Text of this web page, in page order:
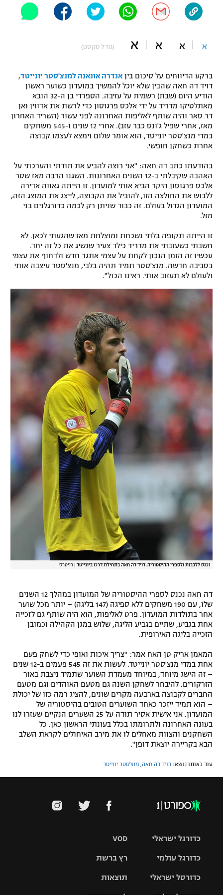
"מחצית בשכונה" – פודקאסט
משתתפים וזוכים בפרסים
תקנון משתתפים וזוכים בפרסים
תקנון עבור פעילות אלקטרה
תקנון עבור פעילות ספורט 1 – "מרלן"
טניס
גיימינג E-Sports
תנאי שימוש
מדיניות פרטיות
תקנון פעילות ספורט 1
רשיון להקרנה פומבית לבית עסק
הצטרפות לחבילת הערוצים
תגיות
אופניים
ספורט מוטורי
פוטבול אמריקאי NFL
בייסבול MLB
ספורט אתגרי ואקסטרים
אומנויות לחימה
גיימינג E-Sports
א א א א (גודל טקסט)
ברקע הדיווחים על סיכום בין אנדרה אונאנה למנצ'סטר יונייטד,
דויד דה חאה שהבין שלא יוכל להמשיך במועדון כשוער ראשון
הודיע היום (שבת) רשמית על עזיבה. הספרדי בן ה-32 הובא
מאתלטיקו מדריד על ידי אלכס פרגוסון כדי לרשת את אדווין ואן
דר סאר והיה שותף לאליפות האחרונה לפני עשור (השריד האחרון
מאז, אחרי שפיל ג'ונס כבר עזב). אחרי 12 שנים ו-545 משחקים
במדי מנצ'סטר יונייטד, הוא אומר שלום וימצא לעצמו קבוצה
אחרת כשחקן חופשי.
בהודעתו כתב דה חאה: "אני רוצה להביע את תודתי והערכתי על
האהבה שקיבלתי ב-12 השנים האחרונות. השגנו הרבה מאז שסר
אלכס פרגוסון היקר הביא אותי למועדון. זו הייתה גאווה אדירה
ללבוש את החולצה הזו, להוביל את הקבוצה, לייצג את המוצג הזה,
המועדון הגדול בעולם. זה כבוד שניתן רק לכמה כדורגלנים בני
מזל.
זו הייתה תקופה בלתי נשכחת ומוצלחת מאז שהגעתי לכאן. לא
חשבתי כשעזבתי את מדריד כילד צעיר שנשיג את כל זה יחד.
עכשיו זה הזמן הנכון לקחת על עצמי אתגר חדש ולדחוף את עצמי
בסביבה חדשה. מנצ'סטר תמיד תהיה בלבי, מנצ'סטר עיצבה אותי
ולעולם לא תעזוב אותי. ראינו הכול".
נכנס ללבבות ולספרי ההיסטוריה. דויד דה חאה בתחילת דרכו ביונייטד רויטרס
דה חאה נכנס לספרי ההיסטוריה של המועדון במהלך 12 השנים
שלו, עם 190 משחקים ללא ספיגה (147 בליגה) – יותר מכל שוער
אחר בתולדות המועדון. פרט לאליפות, הוא היה שותף גם לזכייה
אחת בגביע, שתיים בגביע הליגה, שלוש במגן הקהילה וכמובן
הזכייה בליגה האירופית.
המאמן אריק טן האח אמר: "צריך איכות ואופי כדי לשחק פעם
אחת במדי מנצ'סטר יונייטד. לעשות את זה 545 פעמים ב-12 שנים
– זה הישג מיוחד, במיוחד מעמדת השוער שתמיד ניצבת באור
הזרקורים. להיבחר לשחקן השנה גם מטעם האוהדים וגם מטעם
החברים לקבוצה בארבעה מקרים שונים, להציג רמה כזו של יכולת
– הוא תמיד ייזכר כאחד השוערים הטובים בהיסטוריה של
המועדון. אני אישית אסיר תודה על 25 השערים הנקיים שעזרו לנו
בעונה האחרונה ולתרומתו בכלל בעונתי הראשון כאן. כל
השחקנים והצוות מאחלים לו את מירב האיחולים לקראת השלב
הבא בקריירה יוצאת דופן".
עוד באותו נושא: דויד דה חאה מנצ'סטר יונייטד
VOD
רץ ברשת
תוצאות
כדורגל ישראלי
כדורגל עולמי
האלופות
כדורסל ישראלי